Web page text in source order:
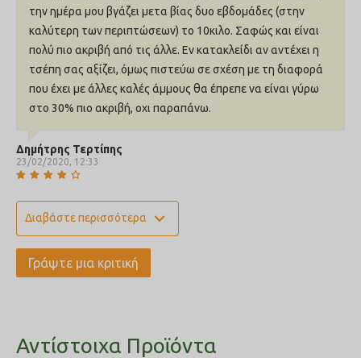
την ημέρα μου βγάζει μετα βίας δυο εβδομάδες (στην
καλύτερη των περιπτώσεων) το 10κιλο. Σαφώς και είναι
πολύ πιο ακριβή από τις άλλε. Εν κατακλείδι αν αντέχει η
τσέπη σας αξίζει, όμως πιστεύω σε σχέση με τη διαφορά
που έχει με άλλες καλές άμμους θα έπρεπε να είναι γύρω
στο 30% πιο ακριβή, οχι παραπάνω.
Δημήτρης Τερτίπης
23/02/2020, 12:33
Διαβάστε περισσότερα expand_more
Γράψτε μια κριτική
Αντίστοιχα Προϊόντα